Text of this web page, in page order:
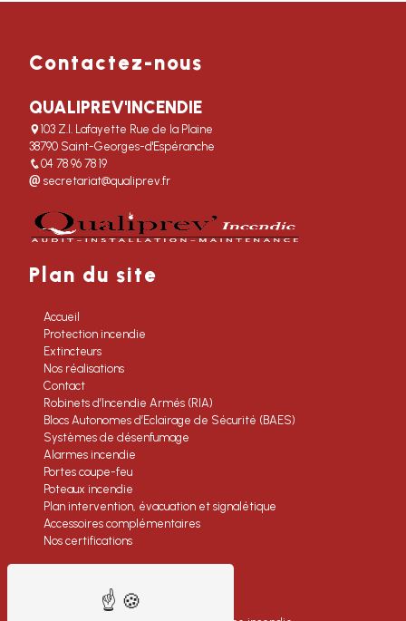
Contactez-nous
QUALIPREV'INCENDIE
103 Z.I. Lafayette Rue de la Plaine
38790 Saint-Georges-d'Espéranche
04 78 96 78 19
secretariat@qualiprev.fr
Plan du site
Accueil
Protection incendie
Extincteurs
Nos réalisations
Contact
Robinets d’Incendie Armés (RIA)
Blocs Autonomes d’Eclairage de Sécurité (BAES)
Systèmes de désenfumage
Alarmes incendie
Portes coupe-feu
Poteaux incendie
Plan intervention, évacuation et signalétique
Accessoires complémentaires
Nos certifications